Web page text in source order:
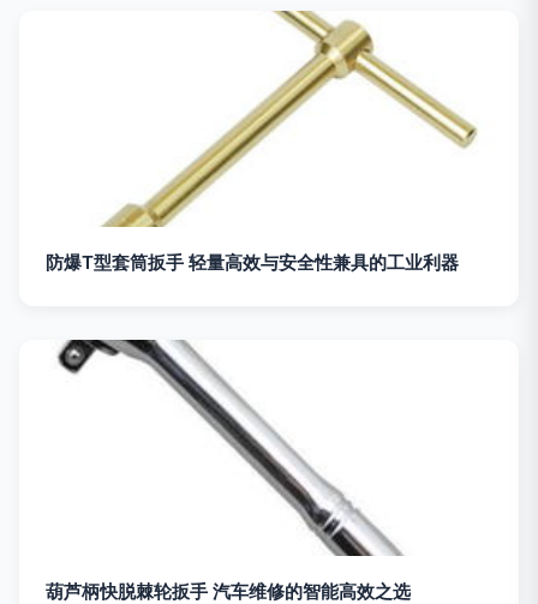
防爆T型套筒扳手 轻量高效与安全性兼具的工业利器
葫芦柄快脱棘轮扳手 汽车维修的智能高效之选